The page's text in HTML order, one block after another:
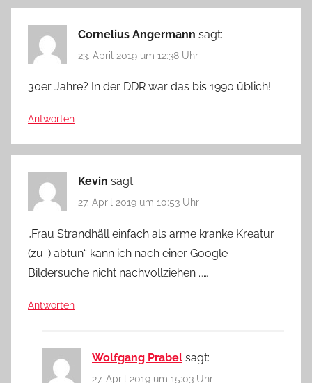
Cornelius Angermann sagt:
23. April 2019 um 12:38 Uhr
30er Jahre? In der DDR war das bis 1990 üblich!
Antworten
Kevin sagt:
27. April 2019 um 10:53 Uhr
„Frau Strandhäll einfach als arme kranke Kreatur
(zu-) abtun“ kann ich nach einer Google
Bildersuche nicht nachvollziehen ……
Antworten
Wolfgang Prabel sagt:
27. April 2019 um 15:03 Uhr